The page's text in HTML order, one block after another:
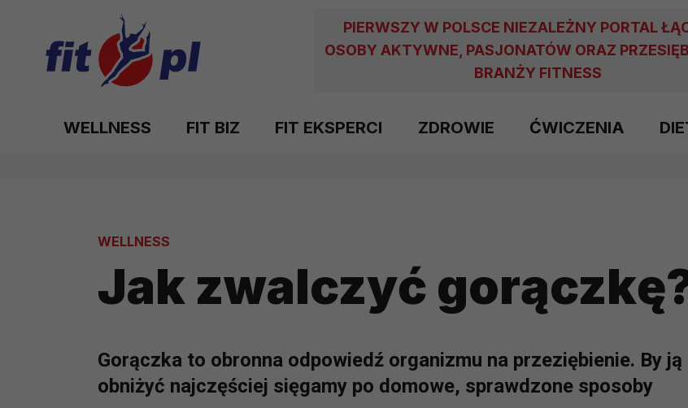
PIERWSZY W POLSCE NIEZALEŻNY PORTAL
OSOBY AKTYWNE, PASJONATÓW ORAZ
BRANŻY FITNESS
WELLNESS FIT BIZ FIT EKSPERCI ZDROWIE ĆWICZENIA
WELLNESS
Jak zwalczyć
Gorączka to obronna odpowiedź organizmu na przeziębienie. By ją
obniżyć najczęściej sięgamy po domowe, sprawdzone sposoby